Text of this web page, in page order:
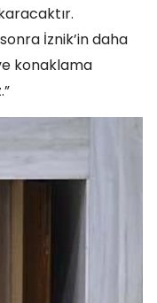
İznik’in daha
konaklama